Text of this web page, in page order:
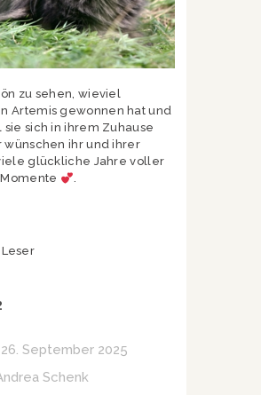
zu sehen, wieviel
Artemis gewonnen hat und
sie sich in ihrem Zuhause
wünschen ihr und ihrer
glückliche Jahre voller
.
Leser
26. September 2025
Schenk